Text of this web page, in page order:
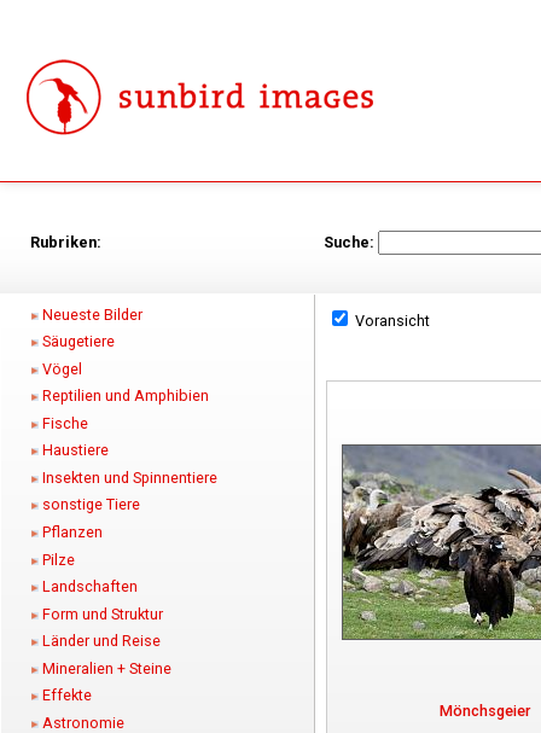
Rubriken: Suche:
Neueste Bilder
Säugetiere
Vögel
Reptilien und Amphibien
Fische
Haustiere
Insekten und Spinnentiere
sonstige Tiere
Pflanzen
Pilze
Landschaften
Form und Struktur
Länder und Reise
Mineralien + Steine
Effekte
Astronomie
Voransicht
Mönchsgeier